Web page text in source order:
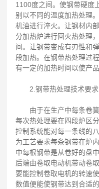
1100度之间。使钢带硬度
别以不同的温度加热处理
机油进行淬火。让钢材内
分加热炉进行回火热处理
间。让钢带变成有刃性和
段加热。在钢带热处理过
有一定的加热时间以使产
2.钢带热处理技术要求
由于在生产中每条卷簧
每次热处理要在四段炉区
控制系统能对每一条线的
为工艺要求每条钢带在炉
中每根钢带是从卷好的盘
后端由卷取电动机带动卷
要能控制卷取电机的转速
数值便能使钢带达到合适